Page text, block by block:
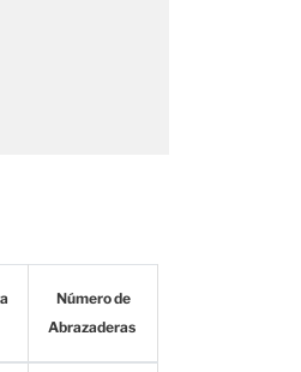
Número de
Abrazaderas